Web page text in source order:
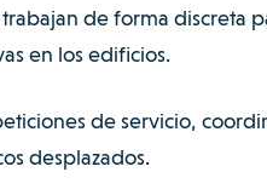
de forma discreta
en los edificios.
de servicio,
desplazados.